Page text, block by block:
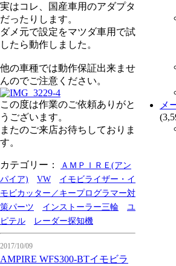
実はコレ、国産車用のアダプタ
だったりします。
ダメ元で設定をマツダ車用で試
したら動作しました。
他の車種では動作保証出来ませ
んのでご注意ください。
この度は作業のご依頼ありがと
うございます。
またのご来店お待ちしておりま
す。
カテゴリー：
ＡＭＰＩＲＥ(アン
パイア)
VW
イモビライザー・イ
モビカッター／キープログラマー対
策パーツ
インストーラー三輪
ユ
ピテル
レーダー探知機
2017/10/09
AMPIRE WFS300-BTイモビラ
メ